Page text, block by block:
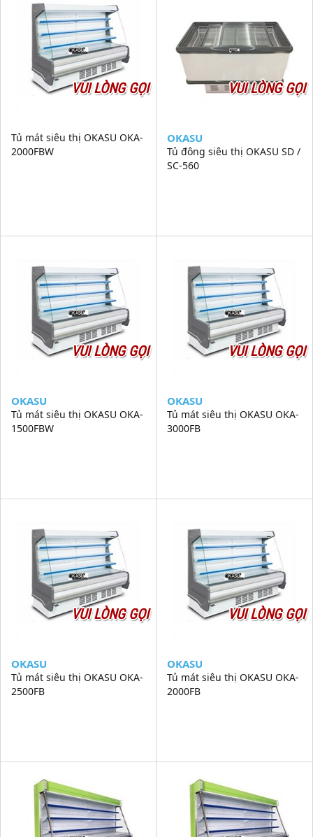
VUI LÒNG GỌI
Tủ mát siêu thị OKASU OKA-
2000FBW
VUI LÒNG GỌI
OKASU
Tủ đông siêu thị OKASU SD /
SC-560
VUI LÒNG GỌI
OKASU
Tủ mát siêu thị OKASU OKA-
1500FBW
VUI LÒNG GỌI
OKASU
Tủ mát siêu thị OKASU OKA-
3000FB
VUI LÒNG GỌI
OKASU
Tủ mát siêu thị OKASU OKA-
2500FB
VUI LÒNG GỌI
OKASU
Tủ mát siêu thị OKASU OKA-
2000FB